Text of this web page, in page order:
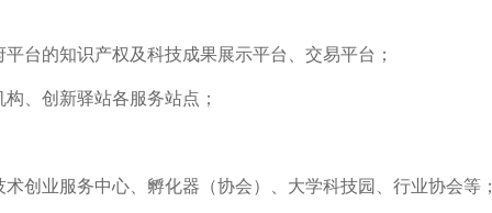
台的知识产权及科技成果展示平台、交易平台；
、创新驿站各服务站点；
创业服务中心、孵化器（协会）、大学科技园、行业协会等；